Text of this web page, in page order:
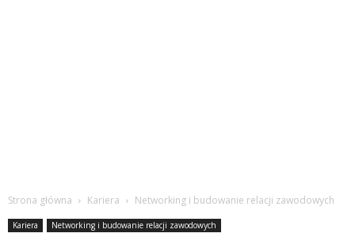
Strona główna Kariera Networking i budowanie relacji zawodowych
Kariera Networking i budowanie relacji zawodowych